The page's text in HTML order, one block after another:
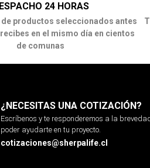
24 HORAS
productos seleccionados antes
en el mismo día en cientos
de comunas
¿NECESITAS UNA COTIZACIÓN?
Escríbenos y te responderemos a la
poder ayudarte en tu proyecto.
cotizaciones@sherpalife.cl